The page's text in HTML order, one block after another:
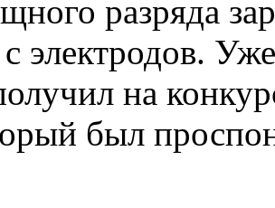
разряда
с электродов.
на
был